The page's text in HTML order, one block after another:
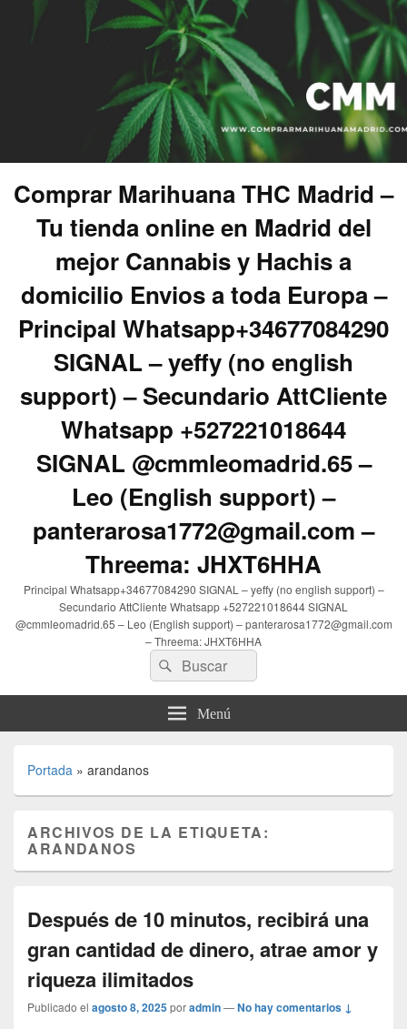
Comprar Marihuana THC Madrid –
Tu tienda online en Madrid del
mejor Cannabis y Hachis a
domicilio Envios a toda Europa –
Principal Whatsapp+34677084290
SIGNAL – yeffy (no english
support) – Secundario AttCliente
Whatsapp +527221018644
SIGNAL @cmmleomadrid.65 –
Leo (English support) –
panterarosa1772@gmail.com –
Threema: JHXT6HHA
Principal Whatsapp+34677084290 SIGNAL – yeffy (no english support) –
Secundario AttCliente Whatsapp +527221018644 SIGNAL
@cmmleomadrid.65 – Leo (English support) – panterarosa1772@gmail.com
– Threema: JHXT6HHA
Buscar
por:
Buscar
Menú
Portada » arandanos
ARCHIVOS DE LA ETIQUETA:
ARANDANOS
Después de 10 minutos, recibirá una
gran cantidad de dinero, atrae amor y
riqueza ilimitados
Publicado el agosto 8, 2025poradmin—No hay comentarios ↓